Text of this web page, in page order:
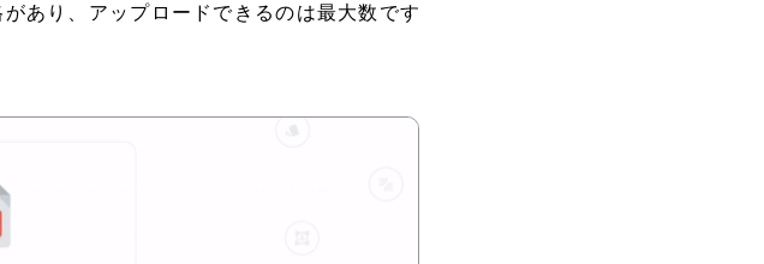
あり、アップロードできるのは最大数です